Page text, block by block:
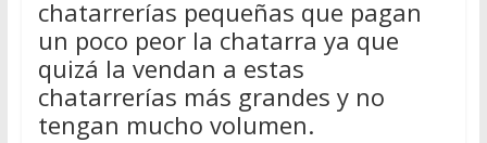
chatarrerías pequeñas que pagan
un poco peor la chatarra ya que
quizá la vendan a estas
chatarrerías más grandes y no
tengan mucho volumen.